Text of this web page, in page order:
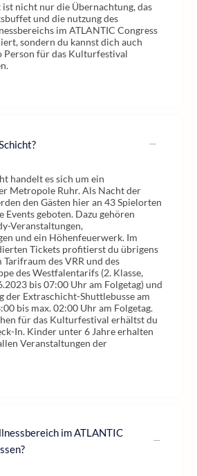
ist nicht nur die Übernachtung, das
und die nutzung des
im ATLANTIC Congress
sondern du kannst dich auch
Person für das Kulturfestival
handelt es sich um ein
Metropole Ruhr. Als Nacht der
den Gästen hier an 43 Spielorten
geboten. Dazu gehören
Veranstaltungen,
und ein Höhenfeuerwerk. Im
Tickets profitierst du übrigens
des VRR und des
des Westfalentarifs (2. Klasse,
bis 07:00 Uhr am Folgetag) und
der Extraschicht-Shuttlebusse am
bis max. 02:00 Uhr am Folgetag.
für das Kulturfestival erhältst du
In. Kinder unter 6 Jahre erhalten
Veranstaltungen der
im ATLANTIC